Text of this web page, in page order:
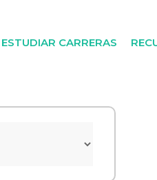
ESTUDIAR CARRERAS